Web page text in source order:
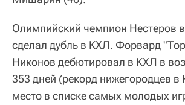
Олимпийский чемпион Нестеров
сделал дубль в КХЛ. Форвард
Никонов дебютировал в КХЛ в
353 дней (рекорд нижегородцев
место в списке самых молодых